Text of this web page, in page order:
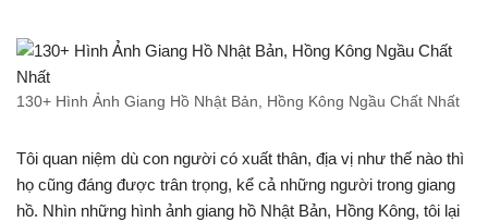
130+ Hình Ảnh Giang Hồ Nhật Bản, Hồng Kông Ngầu Chất Nhất
Tôi quan niệm dù con người có xuất thân, địa vị như thế nào thì
họ cũng đáng được trân trọng, kể cả những người trong giang
hồ. Nhìn những hình ảnh giang hồ Nhật Bản, Hồng Kông, tôi lại